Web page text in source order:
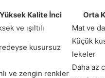
Yüksek Kalite İnci
Orta
ve ışıltılı
Mat ve
kusursuz
Küçük
lekeler
ve zengin renkler
Daha az